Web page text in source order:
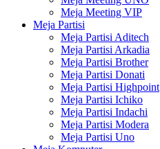
Meja Meeting VIP
Meja Partisi
Meja Partisi Aditech
Meja Partisi Arkadia
Meja Partisi Brother
Meja Partisi Donati
Meja Partisi Highpoint
Meja Partisi Ichiko
Meja Partisi Indachi
Meja Partisi Modera
Meja Partisi Uno